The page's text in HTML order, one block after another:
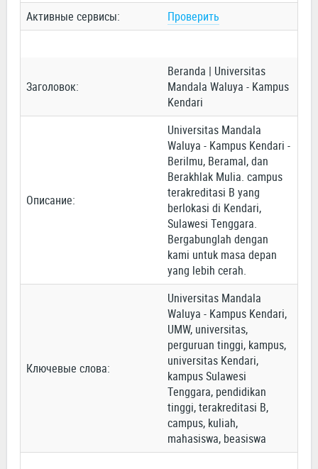
Активные сервисы: Проверить
Заголовок:
Beranda | Universitas
Mandala Waluya - Kampus
Kendari
Описание:
Universitas Mandala
Waluya - Kampus Kendari -
Berilmu, Beramal, dan
Berakhlak Mulia. campus
terakreditasi B yang
berlokasi di Kendari,
Sulawesi Tenggara.
Bergabunglah dengan
kami untuk masa depan
yang lebih cerah.
Ключевые слова:
Universitas Mandala
Waluya - Kampus Kendari,
UMW, universitas,
perguruan tinggi, kampus,
universitas Kendari,
kampus Sulawesi
Tenggara, pendidikan
tinggi, terakreditasi B,
campus, kuliah,
mahasiswa, beasiswa